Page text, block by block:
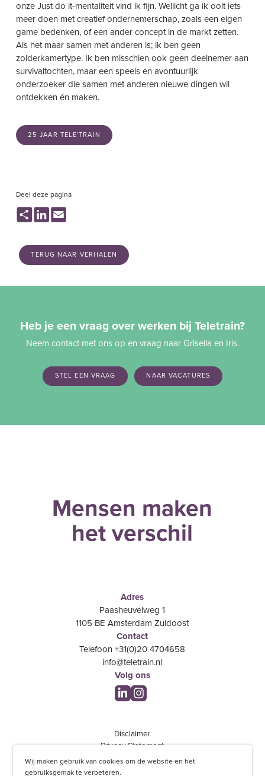
onze Just do it-mentaliteit vind ik fijn. Wellicht ga ik ooit iets
meer doen met creatief ondernemerschap, zoals een eigen
game bedenken, of een ander concept in de markt zetten.
Als het maar samen met anderen is; ik ben geen
zolderkamertype. Ik ben misschien ook geen deelnemer aan
survivaltochten, maar een speels en avontuurlijk
onderzoeker die samen met anderen nieuwe dingen wil
ontdekken én maken.
25 JAAR TELE'TRAIN
Deel deze pagina
ShareLinkedInEmail
TERUG NAAR VERHALEN
Heb je een vraag over werken bij Teletrain?
Neem contact met ons op en vraag naar Grisella en Iris.
STEL EEN VRAAG NAAR VACATURES
Mensen maken
het verschil
Adres
Paasheuvelweg 1
1105 BE Amsterdam Zuidoost
Contact
Telefoon +31(0)20 4704658
info@teletrain.nl
Volg ons
Disclaimer
Privacy Statement
Feedback
Algemene voorwaarden
Wij maken gebruik van cookies om de website en het
gebruiksgemak te verbeteren.